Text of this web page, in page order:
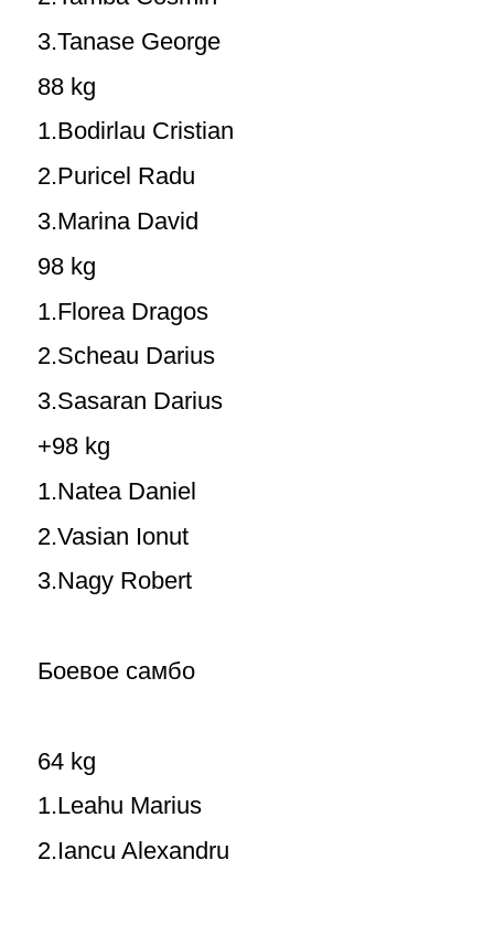
3.Tanase George
88 kg
1.Bodirlau Cristian
2.Puricel Radu
3.Marina David
98 kg
1.Florea Dragos
2.Scheau Darius
3.Sasaran Darius
+98 kg
1.Natea Daniel
2.Vasian Ionut
3.Nagy Robert
Боевое самбо
64 kg
1.Leahu Marius
2.Iancu Alexandru